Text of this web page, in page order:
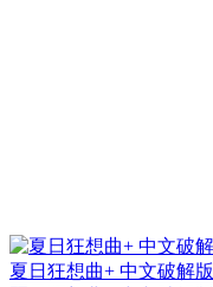
夏日狂想曲+ 中文破解版